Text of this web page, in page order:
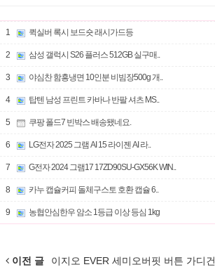
1 퀵실버 록시 보드숏 래시가드등
2 삼성 갤럭시 S26 플러스 512GB 실구매..
3 야심찬 함흥냉면 10인분 비빔장500g 개..
4 탑텐 남성 프린트 카바나 반팔 셔츠 MS..
5 쿠팡 폴드7 빈박스 배송됐네요.
6 LG전자 2025 그램 AI 15 라이젠 AI 라..
7 G전자 2024 그램17 17ZD90SU-GX56K WIN..
8 카누 캡슐커피 돌체구스토 호환 캡슐 6..
9 농협안심한우 암소 1등급 이상 등심 1kg
이전 글 이지오 EVER 세미오버핏 버튼 가디